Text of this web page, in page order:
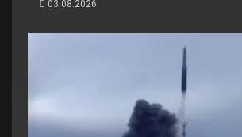
03.08.2026